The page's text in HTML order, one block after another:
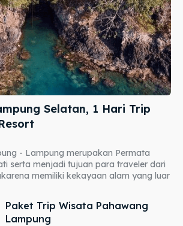
Selatan, 1 Hari Trip
- Lampung merupakan Permata
serta menjadi tujuan para traveler dari
memiliki kekayaan alam yang luar
Paket Trip Wisata Pahawang
Lampung